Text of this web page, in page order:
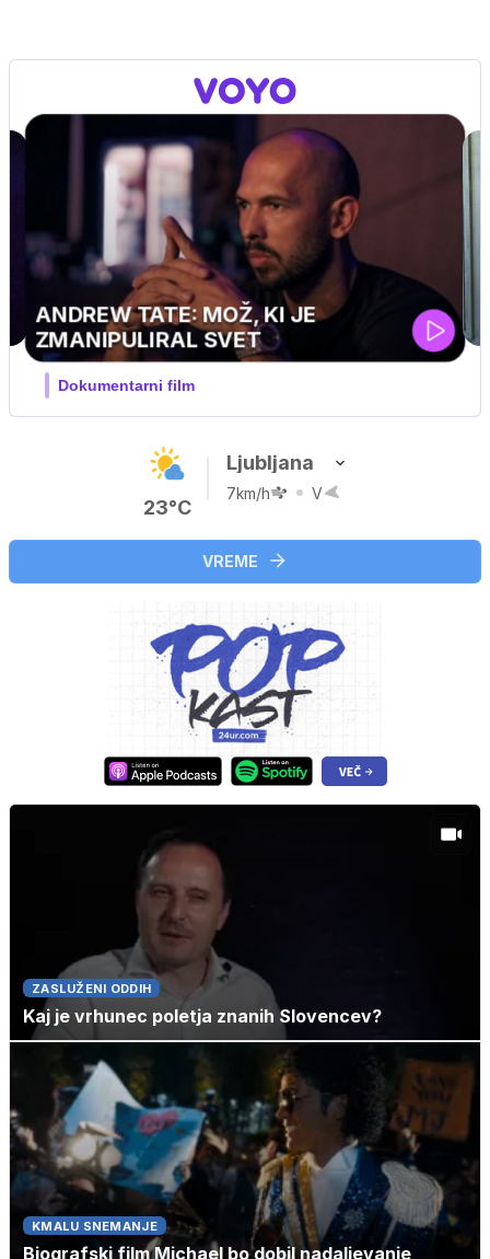
23°C
Ljubljana
7km/h V
VREME
ZASLUŽENI ODDIH
Kaj je vrhunec poletja znanih Slovencev?
KMALU SNEMANJE
Biografski film Michael bo dobil nadaljevanje